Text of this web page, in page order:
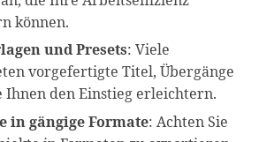
können.
und Presets: Viele
vorgefertigte Titel, Übergänge
Ihnen den Einstieg erleichtern.
in gängige Formate: Achten Sie